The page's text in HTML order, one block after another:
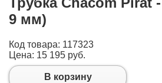
9 мм)
Код товара: 117323
Цена: 15 195 руб.
В корзину